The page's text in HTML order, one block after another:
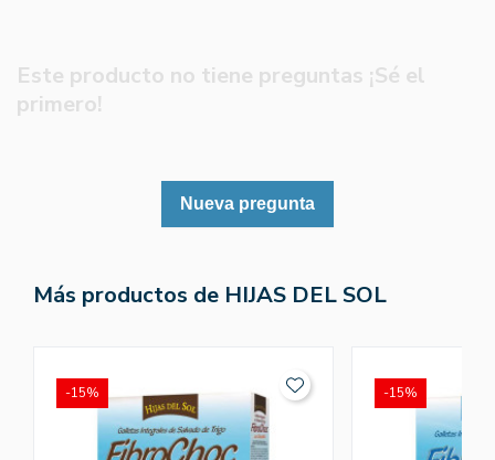
Este producto no tiene preguntas ¡Sé el
primero!
Nueva pregunta
Más productos de HIJAS DEL SOL
-15% -15%